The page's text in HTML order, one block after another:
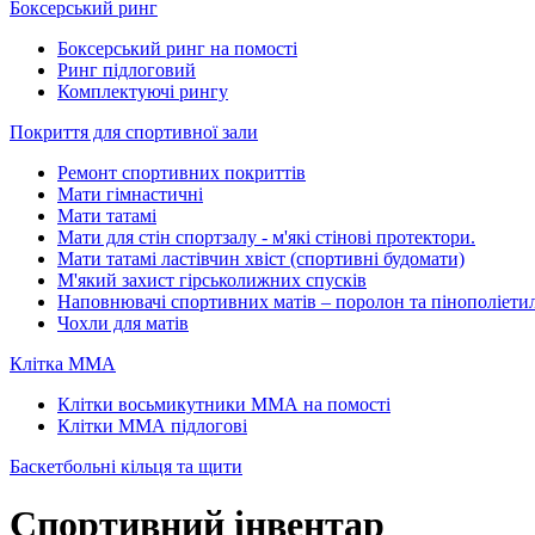
Боксерський ринг
Боксерський ринг на помості
Ринг підлоговий
Комплектуючі рингу
Покриття для спортивної зали
Ремонт спортивних покриттів
Мати гімнастичні
Мати татамі
Мати для стін спортзалу - м'які стінові протектори.
Мати татамі ластівчин хвіст (спортивні будомати)
М'який захист гірськолижних спусків
Наповнювачі спортивних матів – поролон та
Чохли для матів
Клітка ММА
Клітки восьмикутники ММА на помості
Клітки ММА підлогові
Баскетбольні кільця та щити
Спортивний інвентар